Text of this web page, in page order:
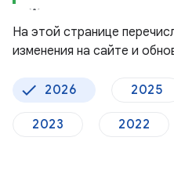
На этой странице
изменения на сайте и
2026 2025
2023 2022